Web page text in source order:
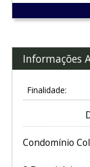
Informações
Finalidade:
Condomínio